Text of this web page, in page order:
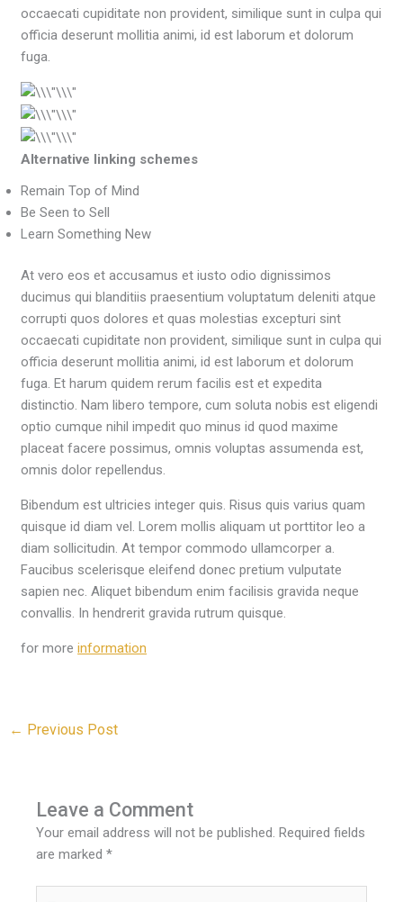
occaecati cupiditate non provident, similique sunt in culpa qui
officia deserunt mollitia animi, id est laborum et dolorum
fuga.
Alternative linking schemes
Remain Top of Mind
Be Seen to Sell
Learn Something New
At vero eos et accusamus et iusto odio dignissimos
ducimus qui blanditiis praesentium voluptatum deleniti atque
corrupti quos dolores et quas molestias excepturi sint
occaecati cupiditate non provident, similique sunt in culpa qui
officia deserunt mollitia animi, id est laborum et dolorum
fuga. Et harum quidem rerum facilis est et expedita
distinctio. Nam libero tempore, cum soluta nobis est eligendi
optio cumque nihil impedit quo minus id quod maxime
placeat facere possimus, omnis voluptas assumenda est,
omnis dolor repellendus.
Bibendum est ultricies integer quis. Risus quis varius quam
quisque id diam vel. Lorem mollis aliquam ut porttitor leo a
diam sollicitudin. At tempor commodo ullamcorper a.
Faucibus scelerisque eleifend donec pretium vulputate
sapien nec. Aliquet bibendum enim facilisis gravida neque
convallis. In hendrerit gravida rutrum quisque.
for moreinformation
← Previous Post
Leave a Comment
Your email address will not be published. Required fields
are marked*